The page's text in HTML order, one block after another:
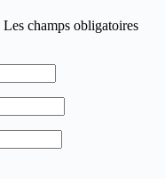
Les champs obligatoires